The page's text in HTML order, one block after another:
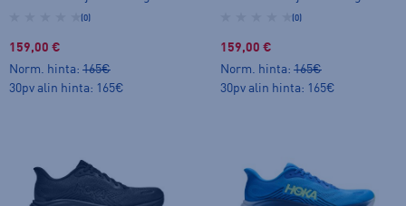
(0)
159,00 €
Norm. hinta: 165€
30pv alin hinta: 165€
(0)
159,00 €
Norm. hinta: 165€
30pv alin hinta: 165€